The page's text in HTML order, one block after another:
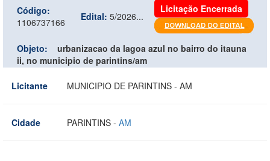
Código:
1106737166
Edital: 5/2026...
Licitação Encerrada
Objeto:
urbanizacao da lagoa azul no bairro do itauna
ii, no municipio de parintins/am
Licitante MUNICIPIO DE PARINTINS - AM
Cidade PARINTINS - AM